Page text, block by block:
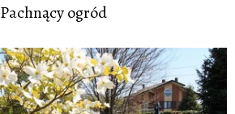
Pachnący ogród